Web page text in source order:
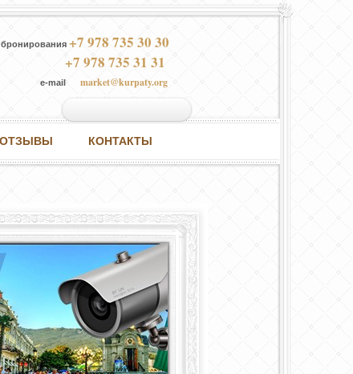
+7 978 735 30 30
+7 978 735 31 31
e-mail market@kurpaty.org
ОТЗЫВЫ КОНТАКТЫ